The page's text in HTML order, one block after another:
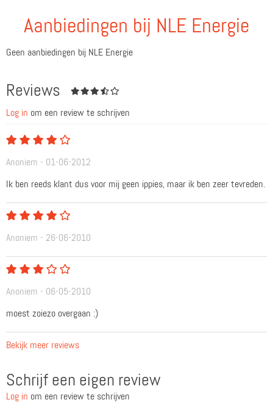
Aanbiedingen bij NLE Energie
Geen aanbiedingen bij NLE Energie
Reviews
Log in om een review te schrijven
Anoniem - 01-06-2012
Ik ben reeds klant dus voor mij geen ippies, maar ik ben zeer tevreden.
Anoniem - 26-06-2010
Anoniem - 06-05-2010
moest zoiezo overgaan :)
Bekijk meer reviews
Schrijf een eigen review
Log in om een review te schrijven